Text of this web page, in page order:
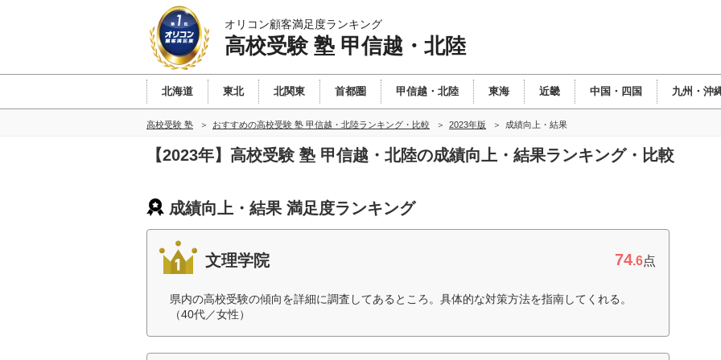
オリコン顧客満足度ランキング
高校受験 塾 甲信越・北陸
北海道 東北 北関東 首都圏 甲信越・北陸 東海 近畿 中国・四国 九州・沖
高校受験 塾 おすすめの高校受験 塾 甲信越・北陸ランキング・比較 2023年版 成績向上・結果
【2023年】高校受験 塾 甲信越・北陸の成績向上・結果ランキング・比較
成績向上・結果 満足度ランキング
文理学院 74.6点
県内の高校受験の傾向を詳細に調査してあるところ。具体的な対策方法を指南してくれる。
（40代／女性）